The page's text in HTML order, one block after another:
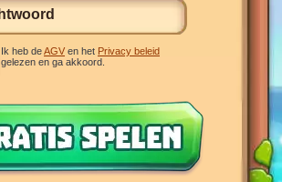
Ik heb deAGV en het Privacy beleid
gelezen en ga akkoord.